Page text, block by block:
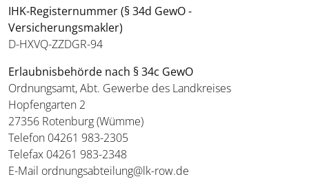
IHK-Registernummer (§ 34d GewO -
Versicherungsmakler)
D-HXVQ-ZZDGR-94
Erlaubnisbehörde nach § 34c GewO
Ordnungsamt, Abt. Gewerbe des Landkreises
Hopfengarten 2
27356 Rotenburg (Wümme)
Telefon 04261 983-2305
Telefax 04261 983-2348
E-Mail ordnungsabteilung@lk-row.de